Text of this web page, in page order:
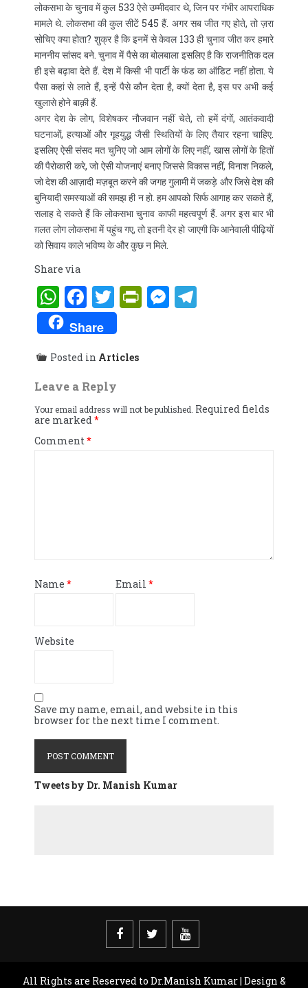
लोकसभा के चुनाव में कुल 533 ऐसे उम्मीदवार थे, जिन पर गंभीर आपराधिक
मामले थे. लोकसभा की कुल सीटें 545 हैं. अगर सब जीत गए होते, तो ज़रा
सोचिए क्या होता? शुक्र है कि इनमें से केवल 133 ही चुनाव जीत कर हमारे
माननीय सांसद बने. चुनाव में पैसे का बोलबाला इसलिए है कि राजनीतिक दल
ही इसे बढ़ावा देते हैं. देश में किसी भी पार्टी के फंड का ऑडिट नहीं होता. ये
पैसा कहां से लाते हैं, इन्हें पैसे कौन देता है, क्यों देता है, इस पर अभी कई
खुलासे होने बाक़ी हैं.
अगर देश के लोग, विशेषकर नौजवान नहीं चेते, तो हमें दंगों, आतंकवादी
घटनाओं, हत्याओं और गृहयुद्ध जैसी स्थितियों के लिए तैयार रहना चाहिए.
इसलिए ऐसी संसद मत चुनिए जो आम लोगों के लिए नहीं, खास लोगों के हितों
की पैरोकारी करे, जो ऐसी योजनाएं बनाए जिससे विकास नहीं, विनाश निकले,
जो देश की आज़ादी मज़बूत करने की जगह गुलामी में जकड़े और जिसे देश की
बुनियादी समस्याओं की समझ ही न हो. हम आपको सिर्फ आगाह कर सकते हैं,
सलाह दे सकते हैं कि लोकसभा चुनाव काफी महत्वपूर्ण हैं. अगर इस बार भी
ग़लत लोग लोकसभा में पहुंच गए, तो इतनी देर हो जाएगी कि आनेवाली पीढ़ियों
को सिवाय काले भविष्य के और कुछ न मिले.
Share via
WhatsApp
Facebook
Twitter
PrintFriendly
Messenger
Share
Posted in Articles
Leave a Reply
Your email address will not be published. Required fields
are marked*
Comment*
Name * Email *
Website
Save my name, email, and website in this
browser for the next time I comment.
Tweets by Dr. Manish Kumar
All Rights are Reserved to Dr.Manish Kumar | Design &